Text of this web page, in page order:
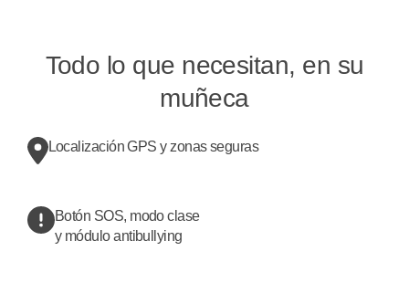
Todo lo que necesitan, en su
muñeca
Localización GPS y zonas seguras
Botón SOS, modo clase
y módulo antibullying